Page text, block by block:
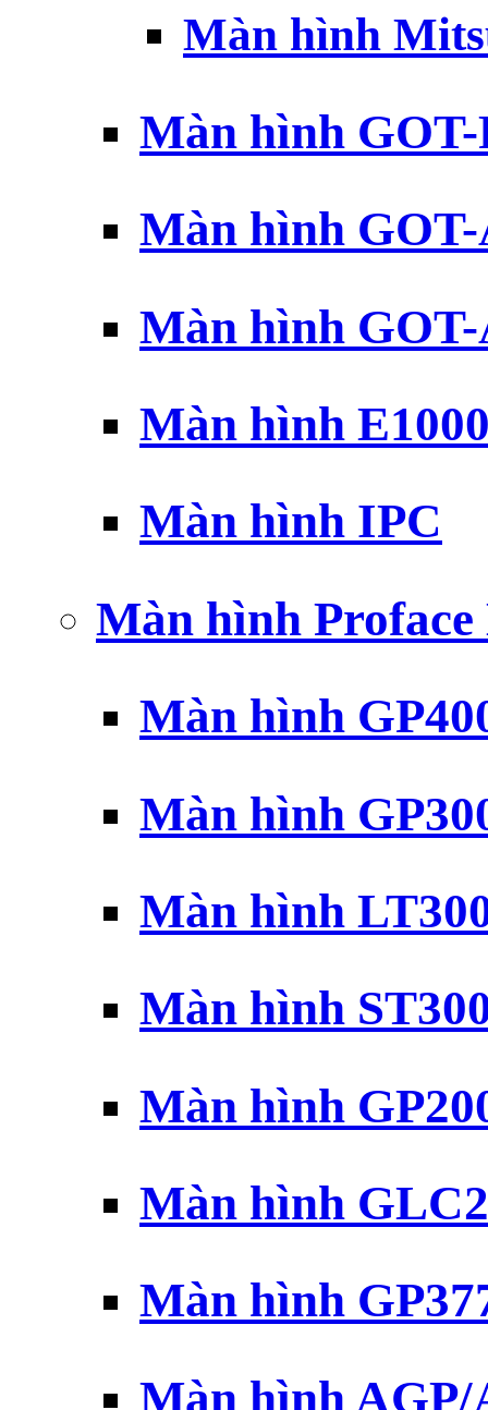
Màn hình
Màn hình GOT-
Màn hình
Màn hình
Màn hình
Màn hình IPC
Màn hình
Màn hình
Màn hình
Màn hình
Màn hình
Màn hình
Màn hình
Màn hình
Màn hình AGP/